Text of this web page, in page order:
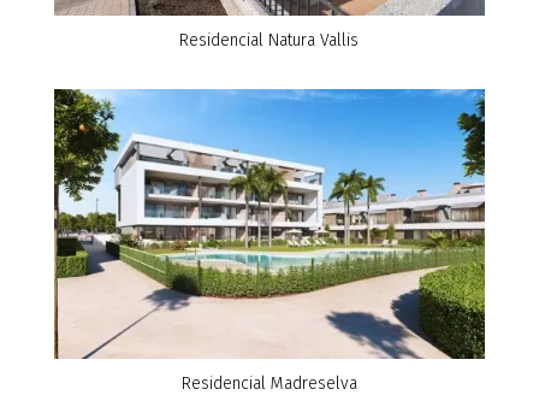
Residencial Natura Vallis
Residencial Madreselva